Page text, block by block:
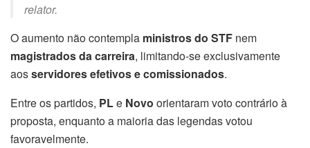
relator.
O aumento não contempla ministros do STF nem
magistrados da carreira, limitando-se exclusivamente
aosservidores efetivos e comissionados.
Entre os partidos, PLe Novo orientaram voto contrário à
proposta, enquanto a maioria das legendas votou
favoravelmente.